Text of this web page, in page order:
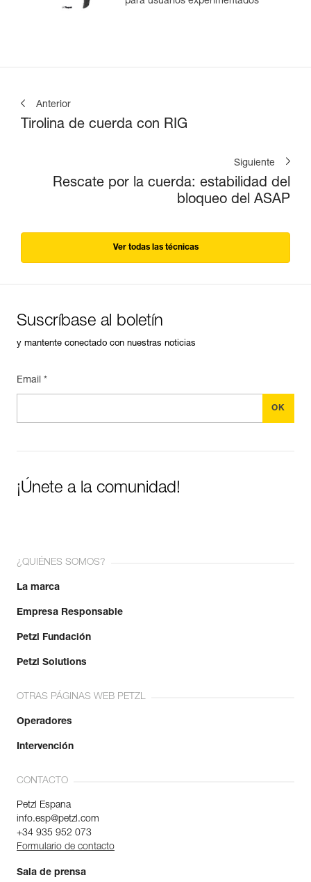
Anterior
Tirolina de cuerda con RIG
Siguiente
Rescate por la cuerda: estabilidad del
bloqueo del ASAP
Ver todas las técnicas
Suscríbase al boletín
y mantente conectado con nuestras noticias
Email *
¡Únete a la comunidad!
¿QUIÉNES SOMOS?
La marca
Empresa Responsable
Petzl Fundación
Petzl Solutions
OTRAS PÁGINAS WEB PETZL
Operadores
Intervención
CONTACTO
Petzl Espana
info.esp@petzl.com
+34 935 952 073
Formulario de contacto
Sala de prensa